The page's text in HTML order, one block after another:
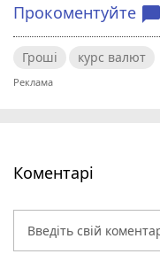
Прокоментуйте chat_bubble
Гроші курс валют
Коментарі